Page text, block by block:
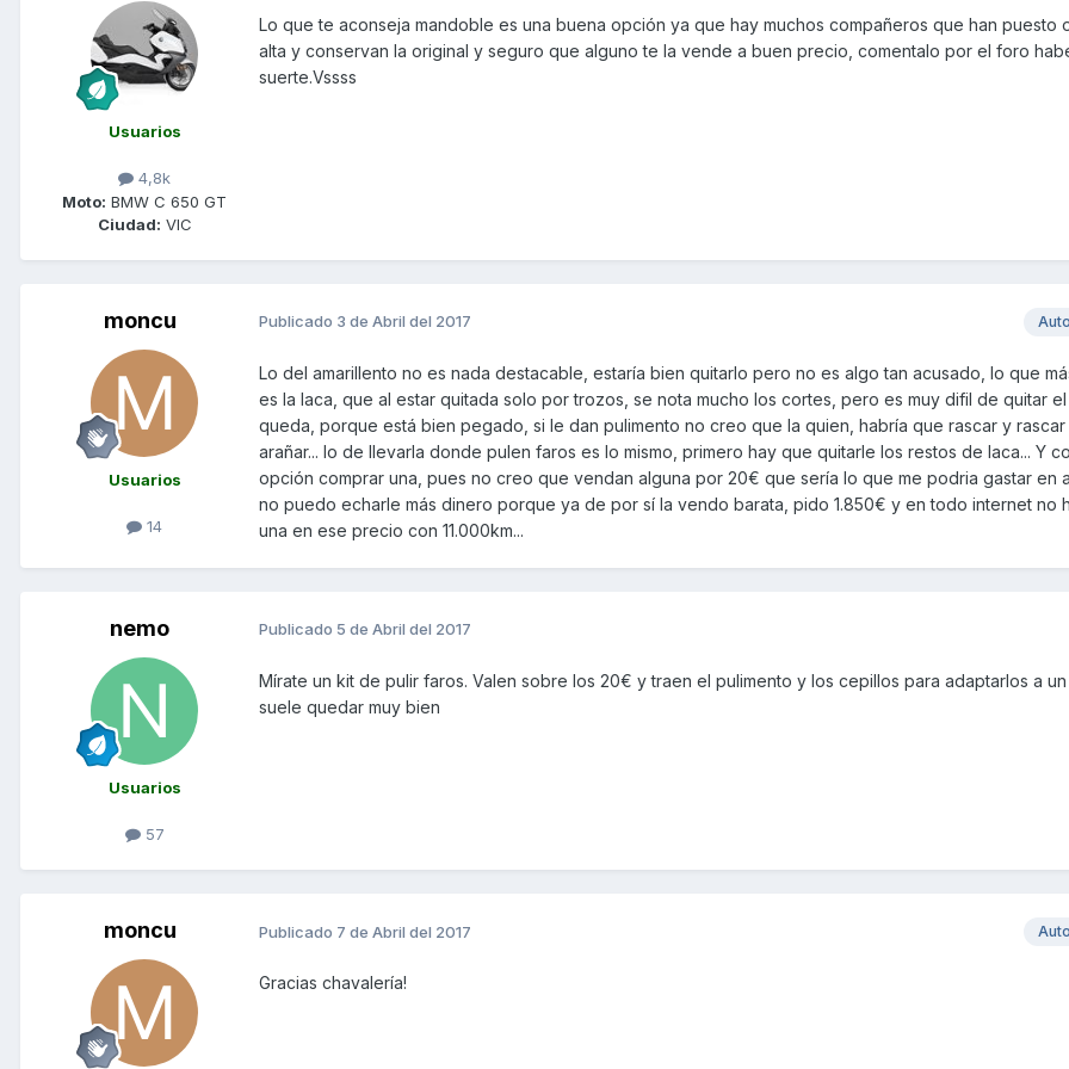
Usuarios
4,8k
Moto: BMW C 650 GT
Ciudad: VIC
Lo que te aconseja mandoble es una buena opción ya que hay muchos compañeros que han puesto
alta y conservan la original y seguro que alguno te la vende a buen precio, comentalo por el foro
suerte.Vssss
moncu
Usuarios
14
Publicado 3 de Abril del 2017
Lo del amarillento no es nada destacable, estaría bien quitarlo pero no es algo tan acusado, lo que
es la laca, que al estar quitada solo por trozos, se nota mucho los cortes, pero es muy difil de quitar
queda, porque está bien pegado, si le dan pulimento no creo que la quien, habría que rascar y
arañar... lo de llevarla donde pulen faros es lo mismo, primero hay que quitarle los restos de laca... Y
opción comprar una, pues no creo que vendan alguna por 20€ que sería lo que me podria gastar en
no puedo echarle más dinero porque ya de por sí la vendo barata, pido 1.850€ y en todo internet no
una en ese precio con 11.000km...
nemo
Usuarios
57
Publicado 5 de Abril del 2017
Mírate un kit de pulir faros. Valen sobre los 20€ y traen el pulimento y los cepillos para adaptarlos a
suele quedar muy bien
moncu Publicado 7 de Abril del 2017
Gracias chavalería!